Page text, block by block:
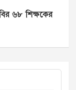
৬৮ শিক্ষকের